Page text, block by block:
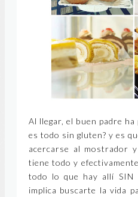
Al llegar, el buen padre ha
es todo sin gluten? y es
acercarse al mostrador
tiene todo y
todo lo que hay allí SIN
implica buscarte la vida